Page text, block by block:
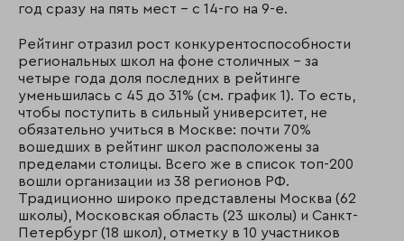
год сразу на пять мест – с 14-го на 9-е.
Рейтинг отразил рост конкурентоспособности
региональных школ на фоне столичных – за
четыре года доля последних в рейтинге
уменьшилась с 45 до 31% (см. график 1). То есть,
чтобы поступить в сильный университет, не
обязательно учиться в Москве: почти 70%
вошедших в рейтинг школ расположены за
пределами столицы. Всего же в список топ-200
вошли организации из 38 регионов РФ.
Традиционно широко представлены Москва (62
школы), Московская область (23 школы) и Санкт-
Петербург (18 школ), отметку в 10 участников